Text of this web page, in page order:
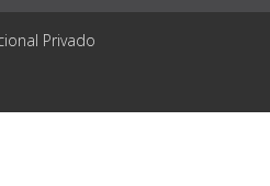
Privado